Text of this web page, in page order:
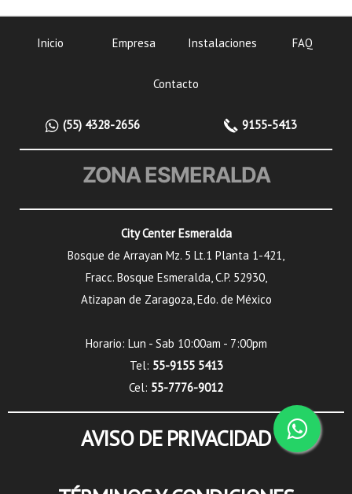
Inicio Empresa Instalaciones FAQ
Contacto
(55) 4328-2656 9155-5413
ZONA ESMERALDA
City Center Esmeralda
Bosque de Arrayan Mz. 5 Lt.1 Planta 1-421,
Fracc. Bosque Esmeralda, C.P. 52930,
Atizapan de Zaragoza, Edo. de México
Horario: Lun - Sab 10:00am - 7:00pm
Tel: 55-9155 5413
Cel: 55-7776-9012
AVISO DE PRIVACIDAD